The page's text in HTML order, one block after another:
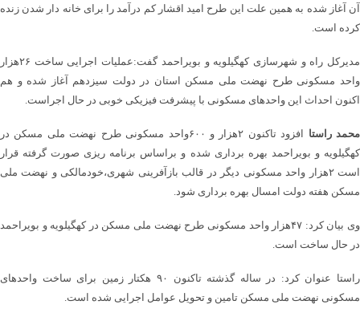
آن آغاز شده به همین علت این طرح امید اقشار کم درآمد را برای خانه دار شدن زنده
کرده است.
مدیرکل راه و شهرسازی کهگیلویه و بویراحمد گفت:عملیات اجرایی ساخت ۲۶هزار
واحد مسکونی طرح نهضت ملی مسکن استان در دولت سیزدهم آغاز شده و هم
اکنون احداث این واحدهای مسکونی با پیشرفت فیزیکی خوبی در حال اجراست.
محمد راستا
افزود تاکنون ۲هزار و ۶۰۰واحد مسکونی طرح نهضت ملی مسکن در
کهگیلویه و بویراحمد بهره برداری شده و براساس برنامه ریزی صورت گرفته قرار
است ۲هزار واحد مسکونی دیگر در قالب بازآفرینی شهری،خودمالکی و نهضت ملی
مسکن هفته دولت امسال بهره برداری شود.
وی بیان کرد: ۴۷هزار واحد مسکونی طرح نهضت ملی مسکن در کهگیلویه و بویراحمد
در حال ساخت است.
راستا عنوان کرد: در ساله گذشته تاکنون ۹۰ هکتار زمین برای ساخت واحدهای
مسکونی نهضت ملی مسکن تامین و تحویل عوامل اجرایی شده است.